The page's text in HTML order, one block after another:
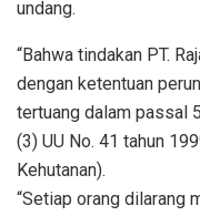
undang.
“Bahwa tindakan PT.
dengan ketentuan
tertuang dalam passal
(3) UU No. 41 tahun
Kehutanan).
“Setiap orang dilarang